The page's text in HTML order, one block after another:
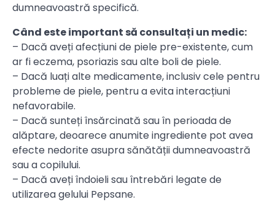
dumneavoastră specifică.
Când este important să consultați un medic:
– Dacă aveți afecțiuni de piele pre-existente, cum
ar fi eczema, psoriazis sau alte boli de piele.
– Dacă luați alte medicamente, inclusiv cele pentru
probleme de piele, pentru a evita interacțiuni
nefavorabile.
– Dacă sunteți însărcinată sau în perioada de
alăptare, deoarece anumite ingrediente pot avea
efecte nedorite asupra sănătății dumneavoastră
sau a copilului.
– Dacă aveți îndoieli sau întrebări legate de
utilizarea gelului Pepsane.